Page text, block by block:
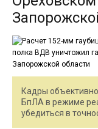
Кадры
БпЛА в режиме
убедиться в